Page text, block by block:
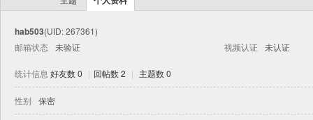
hab503(UID: 267361)
邮箱状态
未验证 视频认证 未认证
统计信息 好友数 0 | 回帖数 2 | 主题数 0
性别 保密